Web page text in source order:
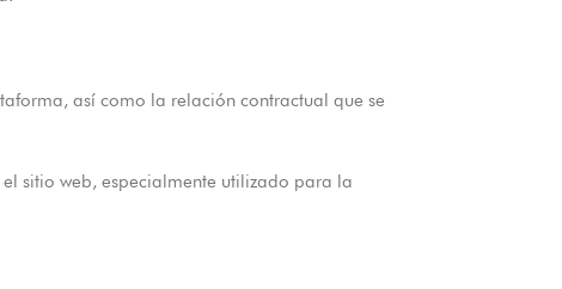
así como la relación contractual que se
sitio web, especialmente utilizado para la